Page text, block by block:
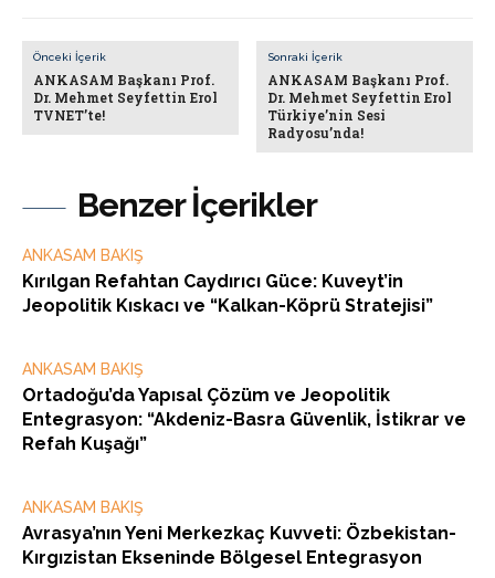
Benzer İçerikler
ANKASAM BAKIŞ
Kırılgan Refahtan Caydırıcı Güce: Kuveyt’in
Jeopolitik Kıskacı ve “Kalkan-Köprü Stratejisi”
ANKASAM BAKIŞ
Ortadoğu’da Yapısal Çözüm ve Jeopolitik
Entegrasyon: “Akdeniz-Basra Güvenlik, İstikrar ve
Refah Kuşağı”
ANKASAM BAKIŞ
Avrasya’nın Yeni Merkezkaç Kuvveti: Özbekistan-
Kırgızistan Ekseninde Bölgesel Entegrasyon
Önceki İçerik
ANKASAM Başkanı Prof.
Dr. Mehmet Seyfettin Erol
TVNET’te!
Sonraki İçerik
ANKASAM Başkanı Prof.
Dr. Mehmet Seyfettin Erol
Türkiye’nin Sesi
Radyosu’nda!